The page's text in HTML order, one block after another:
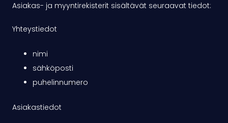
Asiakas- ja myyntirekisterit sisältävät seuraavat tiedot:
Yhteystiedot
nimi
sähköposti
puhelinnumero
Asiakastiedot